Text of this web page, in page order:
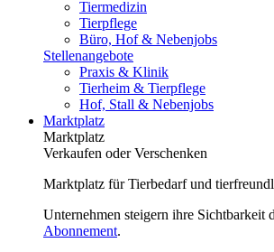
Tiermedizin
Tierpflege
Büro, Hof & Nebenjobs
Stellenangebote
Praxis & Klinik
Tierheim & Tierpflege
Hof, Stall & Nebenjobs
Marktplatz
Marktplatz
Verkaufen oder Verschenken
Marktplatz für Tierbedarf und
Unternehmen steigern ihre Sichtbarkeit
Abonnement.